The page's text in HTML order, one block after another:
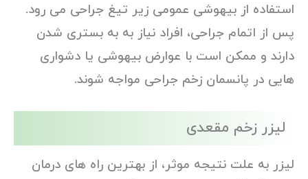
استفاده از بیهوشی عمومی زیر تیغ جراحی می رود.
پس از اتمام جراحی، افراد نیاز به به بستری شدن
دارند و ممکن است با عوارض بیهوشی یا دشواری
هایی در پانسمان زخم جراحی مواجه شوند.
لیزر زخم مقعدی
لیزر به علت نتیجه موثر، از بهترین راه های درمان